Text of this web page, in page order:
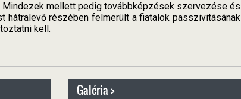
mellett pedig továbbképzések szervezése és
részében felmerült a fiatalok passzivitásának
kell.
Galéria >